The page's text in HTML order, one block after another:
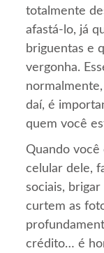
totalmente
afastá-lo, já
briguentas e
vergonha.
daí, é
quem você
Quando
celular dele,
sociais,
curtem as
crédito… é